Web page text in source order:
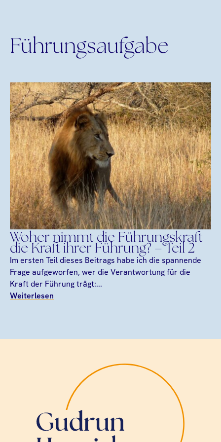
Führungsaufgabe
Woher nimmt die Führungskraft
die Kraft ihrer Führung? – Teil 2
Im ersten Teil dieses Beitrags habe ich die spannende
Frage aufgeworfen, wer die Verantwortung für die
Kraft der Führung trägt:...
Weiterlesen